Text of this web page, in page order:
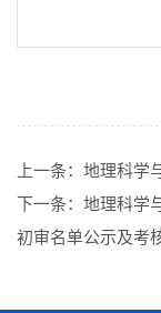
上一条： 地理科学
下一条： 地理科学
初审名单公示及考